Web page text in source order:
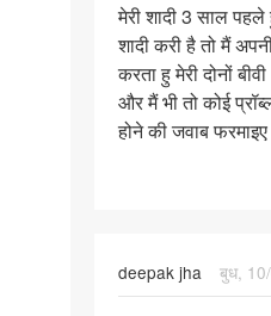
मेरी
शादी
3
साल
पहले
मेरी शादी 3 साल
शादी करी है तो मैं
करता हु मेरी दोनों
और मैं भी तो कोई
होने की जवाब फरमाइए
deepak jha
बुध,